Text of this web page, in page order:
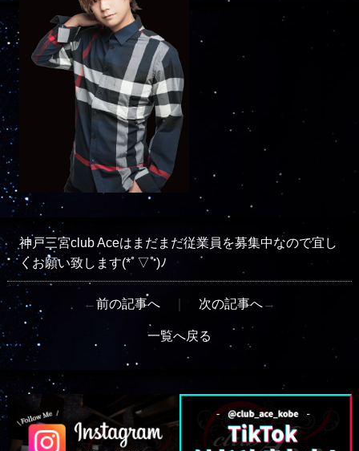
神戸三宮club Aceはまだまだ従業員を募集中なので宜し
くお願い致します(*ﾟ▽ﾟ)ﾉ
←前の記事へ 次の記事へ→
一覧へ戻る